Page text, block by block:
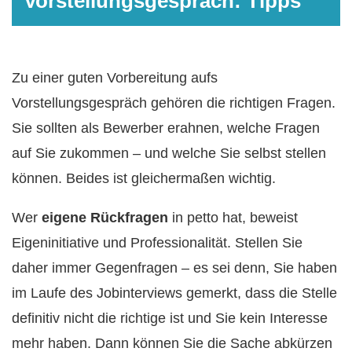
Zu einer guten Vorbereitung aufs
Vorstellungsgespräch gehören die richtigen Fragen.
Sie sollten als Bewerber erahnen, welche Fragen
auf Sie zukommen – und welche Sie selbst stellen
können. Beides ist gleichermaßen wichtig.
Wer eigene Rückfragen in petto hat, beweist
Eigeninitiative und Professionalität. Stellen Sie
daher immer Gegenfragen – es sei denn, Sie haben
im Laufe des Jobinterviews gemerkt, dass die Stelle
definitiv nicht die richtige ist und Sie kein Interesse
mehr haben. Dann können Sie die Sache abkürzen